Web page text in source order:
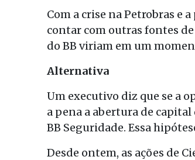
Com a crise na Petrobras e
contar com outras fontes
do BB viriam em um
Alternativa
Um executivo diz que se a
a pena a abertura de capital
BB Seguridade. Essa
Desde ontem, as ações de